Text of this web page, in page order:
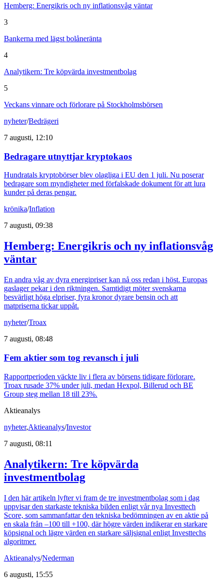
Hemberg: Energikris och ny inflationsvåg väntar
3
Bankerna med lägst bolåneränta
4
Analytikern: Tre köpvärda investmentbolag
5
Veckans vinnare och förlorare på Stockholmsbörsen
nyheter/Bedrägeri
7 augusti, 12:10
Bedragare utnyttjar kryptokaos
Hundratals kryptobörser blev olagliga i EU den 1 juli. Nu poserar
bedragare som myndigheter med förfalskade dokument för att lura
kunder på deras pengar.
krönika/Inflation
7 augusti, 09:38
Hemberg: Energikris och ny inflationsvåg
väntar
En andra våg av dyra energipriser kan nå oss redan i höst. Europas
gaslager pekar i den riktningen. Samtidigt möter svenskarna
besvärligt höga elpriser, fyra kronor dyrare bensin och att
matpriserna tickar uppåt.
nyheter/Troax
7 augusti, 08:48
Fem aktier som tog revansch i juli
Rapportperioden väckte liv i flera av börsens tidigare förlorare.
Troax rusade 37% under juli, medan Hexpol, Billerud och BE
Group steg mellan 18 till 23%.
Aktieanalys
nyheter,Aktieanalys/Investor
7 augusti, 08:11
Analytikern: Tre köpvärda
investmentbolag
I den här artikeln lyfter vi fram de tre investmentbolag som i dag
uppvisar den starkaste tekniska bilden enligt vår nya Investtech
Score, som sammanfattar den tekniska bedömningen av en aktie på
en skala från –100 till +100, där högre värden indikerar en starkare
köpsignal och lägre värden en starkare säljsignal enligt Investtechs
algoritmer.
Aktieanalys/Nederman
6 augusti, 15:55